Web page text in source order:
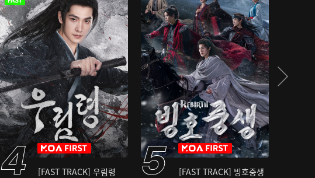
[FAST TRACK] 우림령 [FAST TRACK] 빙호중생